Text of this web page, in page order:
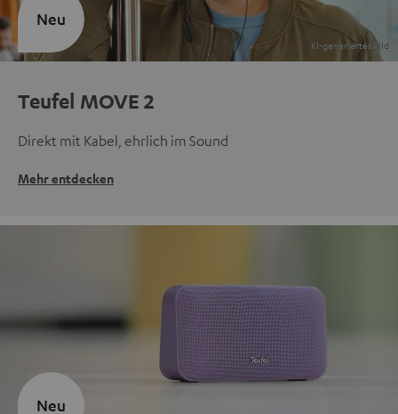
Teufel MOVE 2
Direkt mit Kabel, ehrlich im Sound
Mehr entdecken
Neu
Neu